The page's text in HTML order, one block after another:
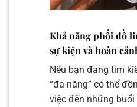
Khả năng phối đồ
sự kiện và hoàn
Nếu bạn đang tìm
“đa năng” có thể
việc đến những